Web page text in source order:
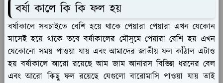
বর্ষা কালে কি কি ফল হয়
বর্ষাকালে সবচাইতে বেশি হয়ে থাকে পেয়ারা পেয়ারা এখন যেকোন
মাসেই হয়ে থাকে তবে বর্ষাকালের মৌসুমে পেয়ারা বেশি হয় এখন
যেকোনো সময় পাওয়া যায় এবং আমাদের জাতীয় ফল কাঁঠাল এটাও
হয় বর্ষাকালে আরো রয়েছে আম জাম আনারস বিভিন্ন ধরনের বেল
এবং আরো কিছু ফল রয়েছে যেগুলো বারোমাসি পাওয়া যায় তাই